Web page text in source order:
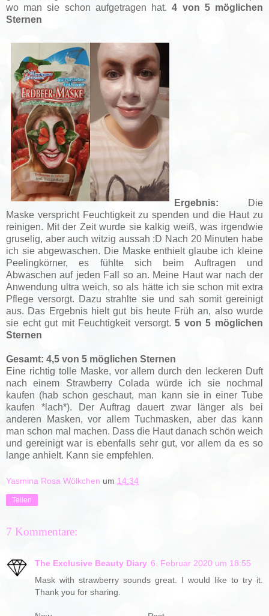
wo man sie schon aufgetragen hat.4 von 5 möglichen
Sternen
Ergebnis:
Die
Maske verspricht Feuchtigkeit zu spenden und die Haut zu
reinigen. Mit der Zeit wurde sie kalkig weiß, was irgendwie
gruselig, aber auch witzig aussah :D Nach 20 Minuten habe
ich sie abgewaschen. Die Maske enthielt glaube ich kleine
Peelingkörner, es fühlte sich beim Auftragen und
Abwaschen auf jeden Fall so an. Meine Haut war nach der
Anwendung ultra weich, so als hätte ich sie schon mit extra
Pflege versorgt. Dazu strahlte sie und sah somit gereinigt
aus. Das Ergebnis hielt gut bis heute Früh an, also wurde
sie echt gut mit Feuchtigkeit versorgt.5 von 5 möglichen
Sternen
Gesamt: 4,5 von 5 möglichen Sternen
Eine richtig tolle Maske, vor allem durch den leckeren Duft
nach einem Strawberry Colada würde ich sie nochmal
kaufen (hab schon geschaut, man kann sie in einer Tube
kaufen *lach*). Der Auftrag dauert zwar länger als bei
anderen Masken, vor allem Tuchmasken, aber das kann
man schon mal machen. Dass die Haut danach schön weich
und gereinigt war is ebenfalls sehr gut, vor allem da es so
lange anhielt. Kann sie empfehlen.
Yasmina Rosa Wölkchen um 14:34
Teilen
7 Kommentare:
The Exclusive Beauty Diary 6. Februar 2020 um 18:55
Mask with strawberry sounds great. I would like to try it.
Thank you for sharing.